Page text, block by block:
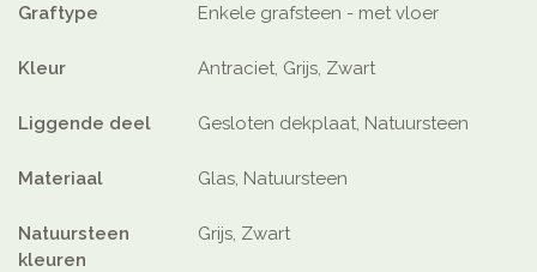
Graftype Enkele grafsteen - met vloer
Kleur Antraciet, Grijs, Zwart
Liggende deel Gesloten dekplaat, Natuursteen
Materiaal Glas, Natuursteen
Natuursteen
kleuren
Grijs, Zwart